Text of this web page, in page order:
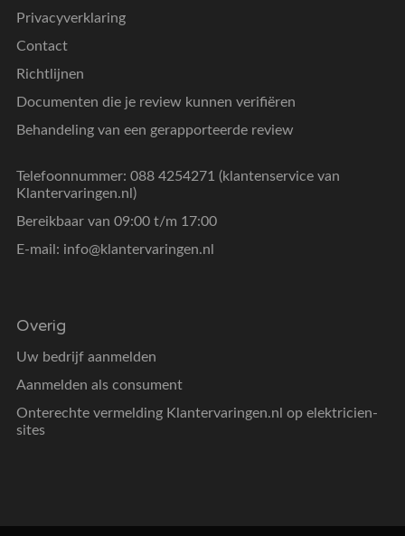
Privacyverklaring
Contact
Richtlijnen
Documenten die je review kunnen verifiëren
Behandeling van een gerapporteerde review
Telefoonnummer: 088 4254271 (klantenservice van
Klantervaringen.nl)
Bereikbaar van 09:00 t/m 17:00
E-mail: info@klantervaringen.nl
Overig
Uw bedrijf aanmelden
Aanmelden als consument
Onterechte vermelding Klantervaringen.nl op elektricien-
sites